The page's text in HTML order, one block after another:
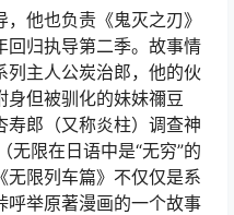
他也负责《鬼灭之刃》
回归执导第二季。故事情
列主人公炭治郎，他的伙
身但被驯化的妹妹禰豆
寿郎（又称炎柱）调查神
限在日语中是“无穷”的
无限列车篇》不仅仅是系
呼举原著漫画的一个故事